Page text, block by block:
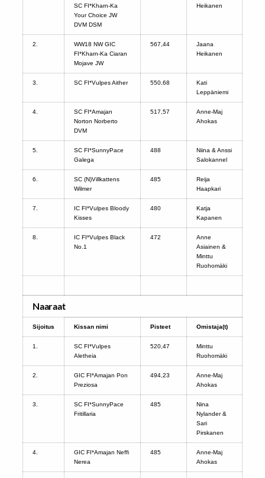
SC FI*Kharn-Ka
Your Choice JW
DVM DSM
Heikanen
2.
WW18 NW GIC
FI*Kharn-Ka Ciaran
Mojave JW
567,44
Jaana
Heikanen
3. SC FI*Vulpes Aither 550,68
Kati
Leppäniemi
4.
SC FI*Amajan
Norton Norberto
DVM
517,57
Anne-Maj
Ahokas
5.
SC FI*SunnyPace
Galega
488
Niina & Anssi
Salokannel
6.
SC (N)Villkattens
Wilmer
485
Reija
Haapkari
7.
IC FI*Vulpes Bloody
Kisses
480
Katja
Kapanen
8.
IC FI*Vulpes Black
No.1
472
Anne
Asiainen &
Minttu
Ruohomäki
Naaraat
Sijoitus Kissan nimi Pisteet Omistaja(t)
1.
SC FI*Vulpes
Aletheia
520,47
Minttu
Ruohomäki
2.
GIC FI*Amajan Pon
Preziosa
494,23
Anne-Maj
Ahokas
3.
SC FI*SunnyPace
Fritillaria
485
Nina
Nylander &
Sari
Pirskanen
4.
GIC FI*Amajan Neffi
Nerea
485
Anne-Maj
Ahokas